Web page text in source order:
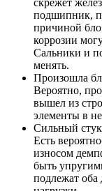
подшипник,
причиной
коррозии
Сальники и
менять.
Произошла
Вероятно,
вышел из
элементы в
Сильный стук
Есть
износом
быть
подлежат оба